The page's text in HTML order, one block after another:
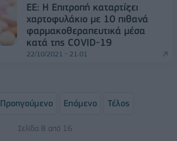
ΕΕ: Η Επιτροπή καταρτίζει
χαρτοφυλάκιο με 10 πιθανά
φαρμακοθεραπευτικά μέσα
κατά της COVID-19
22/10/2021 - 21:01
Προηγούμενο Επόμενο Τέλος
Σελίδα 8 από 16